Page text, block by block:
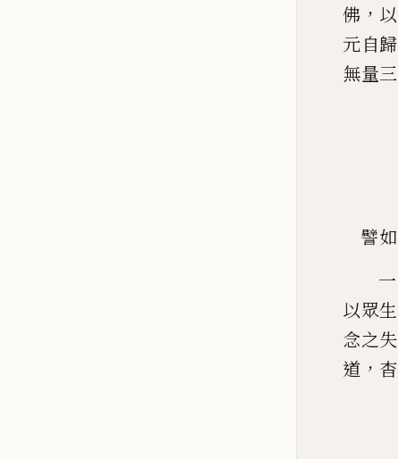
佛 ，
元自歸
無量
譬
一
以眾
念之失
道 ，